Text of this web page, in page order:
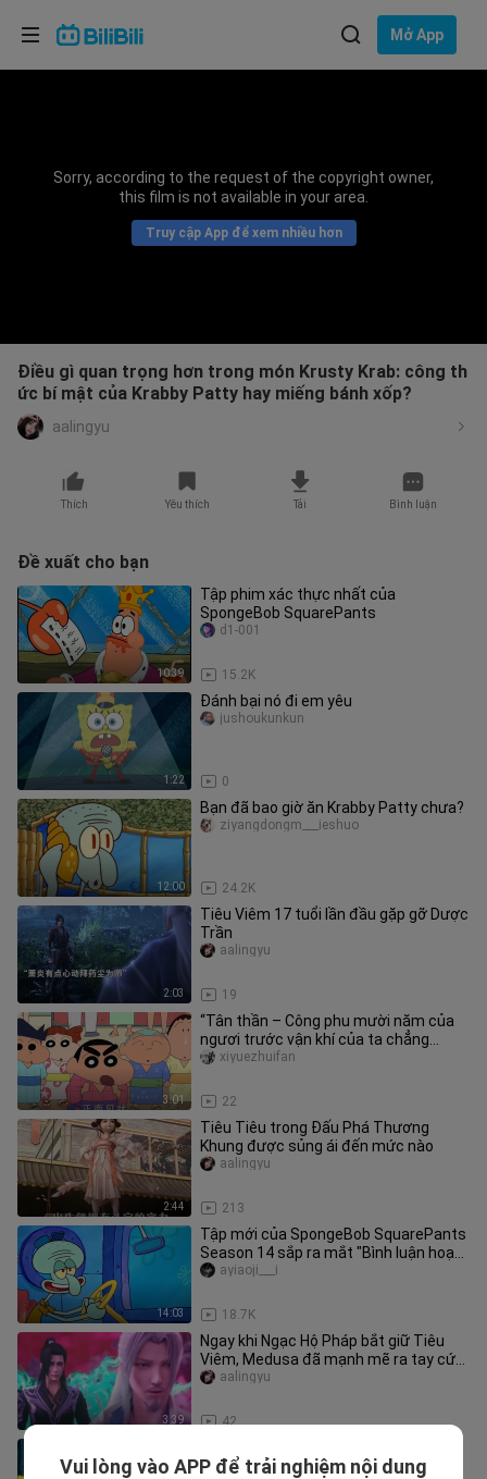
Mở App
Sorry, according to the request of the copyright owner,
this film is not available in your area.
Truy cập App để xem nhiều hơn
Điều gì quan trọng hơn trong món Krusty Krab: công th
ức bí mật của Krabby Patty hay miếng bánh xốp?
aalingyu
Thích Yêu thích Tải Bình luận
Đề xuất cho bạn
10:39
Tập phim xác thực nhất của
SpongeBob SquarePants
15.2K
d1-001
1:22
Đánh bại nó đi em yêu
0
jushoukunkun
12:00
Bạn đã bao giờ ăn Krabby Patty chưa?
24.2K
ziyangdongm___ieshuo
2:03
Tiêu Viêm 17 tuổi lần đầu gặp gỡ Dược
Trần
19
aalingyu
3:01
“Tân thần – Công phu mười năm của
ngươi trước vận khí của ta chẳng
thấm vào đâu”
22
xiyuezhuifan
2:44
Tiêu Tiêu trong Đấu Phá Thương
Khung được sủng ái đến mức nào
213
aalingyu
14:03
Tập mới của SpongeBob SquarePants
Season 14 sắp ra mắt "Bình luận hoạt
hình" Chiều thứ hai " SpongeB
18.7K
ayiaoji___i
3:39
Ngay khi Ngạc Hộ Pháp bắt giữ Tiêu
Viêm, Medusa đã mạnh mẽ ra tay cứu
nguy
42
aalingyu
cách tàn nhẫn
Vui lòng vào APP để trải nghiệm nội dung
Lựa chọn ngôn ngữ
Bahasa Indonesia